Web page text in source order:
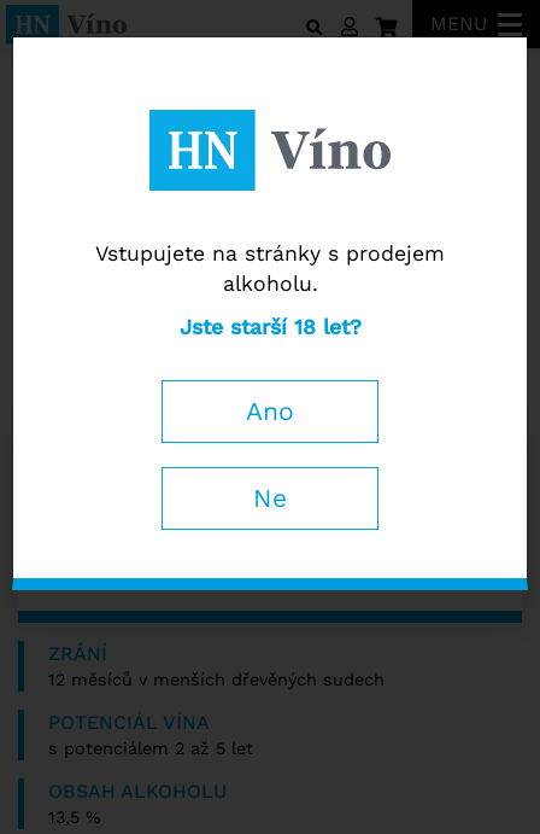
MENU
Blaufränkisch Ried Ruster Umriss
− +
NENÍ SKLADEM
ZRÁNÍ
12 měsíců v menších dřevěných sudech
POTENCIÁL VÍNA
s potenciálem 2 až 5 let
OBSAH ALKOHOLU
13,5 %
Vstupujete na stránky s prodejem
alkoholu.
Jste starší 18 let?
Ano
Ne